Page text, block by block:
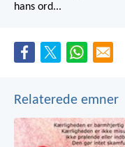
hans ord...
Relaterede emner